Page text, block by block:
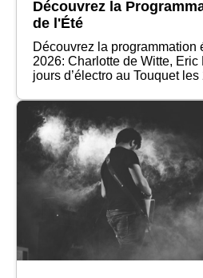
Découvrez la
de l'Été
Découvrez la programmation
2026: Charlotte de Witte,
jours d’électro au Touquet